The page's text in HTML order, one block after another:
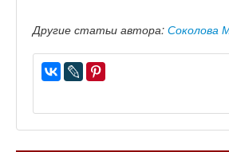
Другие статьи автора: Соколова